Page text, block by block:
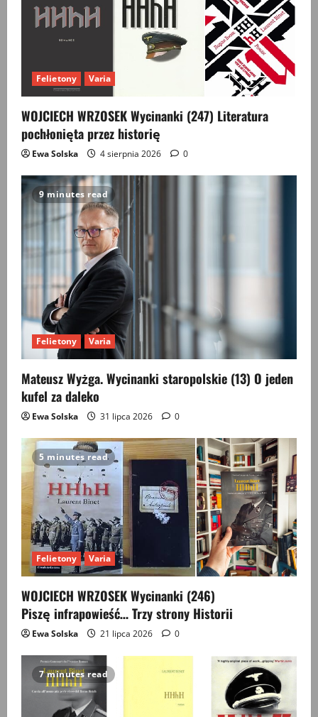
Felietony Varia
WOJCIECH WRZOSEK Wycinanki (247) Literatura
pochłonięta przez historię
Ewa Solska 4 sierpnia 2026 0
9 minutes read
Felietony Varia
Mateusz Wyżga. Wycinanki staropolskie (13) O jeden
kufel za daleko
Ewa Solska 31 lipca 2026 0
5 minutes read
Felietony Varia
WOJCIECH WRZOSEK Wycinanki (246)
Piszę infrapowieść… Trzy strony Historii
Ewa Solska 21 lipca 2026 0
7 minutes read